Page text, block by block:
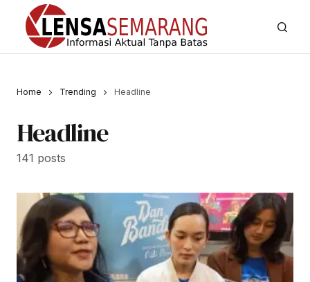
Home Trending Headline
Headline
141 posts